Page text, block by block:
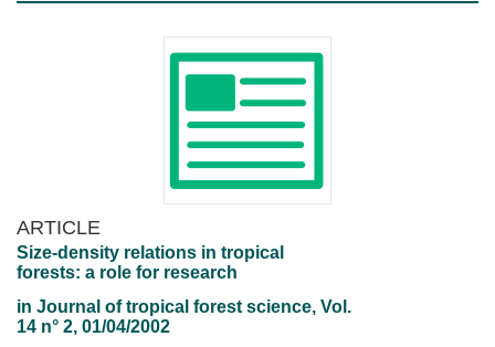
ARTICLE
Size-density relations in tropical
forests: a role for research
in Journal of tropical forest science, Vol.
14 n° 2, 01/04/2002